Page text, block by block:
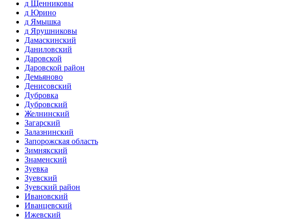
д Щенниковы
д Юрино
д Ямышка
д Ярушниковы
Дамаскинский
Даниловский
Даровской
Даровской район
Демьяново
Денисовский
Дубровка
Дубровский
Желнинский
Загарский
Залазнинский
Запорожская область
Зимнякский
Знаменский
Зуевка
Зуевский
Зуевский район
Ивановский
Иванцевский
Ижевский